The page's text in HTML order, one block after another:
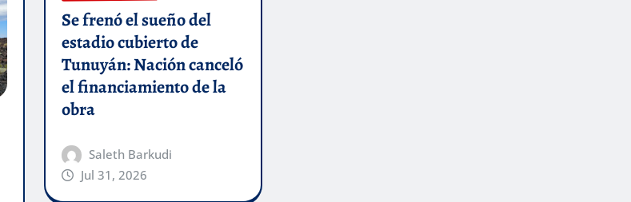
Se frenó el sueño del
estadio cubierto de
Tunuyán: Nación canceló
el financiamiento de la
obra
Saleth Barkudi
Jul 31, 2026